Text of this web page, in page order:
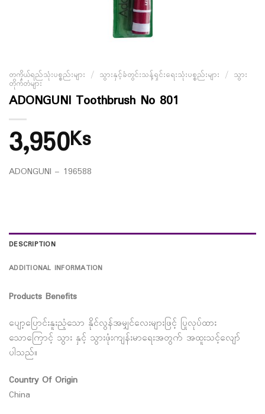
တကိုယ်ရည်သုံးပစ္စည်းများ / သွားနှင့်ခံတွင်းသန့်ရှင်းရေးသုံးပစ္စည်းများ / သွား
တိုက်တံများ
ADONGUNI Toothbrush No 801
3,950Ks
ADONGUNI – 196588
DESCRIPTION
ADDITIONAL INFORMATION
Products Benefits
ပျော့ပြောင်းနူးညံ့သော နိုင်လွန်အမျှင်လေးများဖြင့် ပြုလုပ်ထား
သောကြောင့် သွား နှင့် သွားဖုံးကျန်းမာရေးအတွက် အထူးသင့်လျော်
ပါသည်။
Country Of Origin
China